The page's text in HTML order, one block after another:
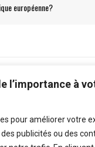
l’importance à
pour améliorer votre
publicités ou des
européenne?